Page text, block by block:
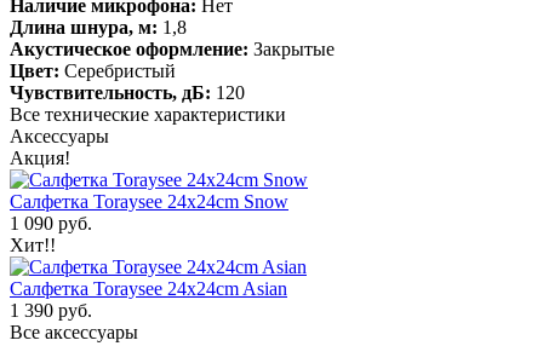
Наличие микрофона: Нет
Длина шнура, м: 1,8
Акустическое оформление: Закрытые
Цвет: Серебристый
Чувствительность, дБ: 120
Все технические характеристики
Аксессуары
Акция!
Салфетка Toraysee 24x24cm Snow
1 090 руб.
Хит!!
Салфетка Toraysee 24x24cm Asian
1 390 руб.
Все аксессуары